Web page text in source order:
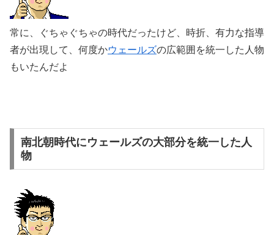
常に、ぐちゃぐちゃの時代だったけど、時折、有力な指導
者が出現して、何度かウェールズの広範囲を統一した人物
もいたんだよ
南北朝時代にウェールズの大部分を統一した人
物